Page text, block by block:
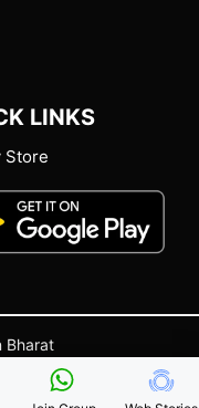
LINKS
Store
Bharat
Terms and Conditions